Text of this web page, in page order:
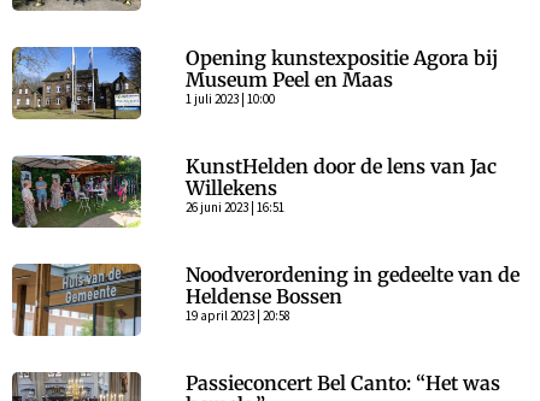
Opening kunstexpositie Agora bij
Museum Peel en Maas
1 juli 2023 | 10:00
KunstHelden door de lens van Jac
Willekens
26 juni 2023 | 16:51
Noodverordening in gedeelte van de
Heldense Bossen
19 april 2023 | 20:58
Passieconcert Bel Canto: “Het was